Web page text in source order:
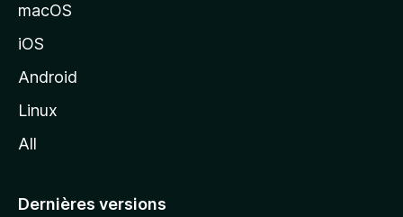
o
z
l
macOS
iOS
Android
Linux
All
Dernières versions